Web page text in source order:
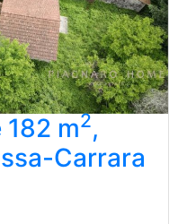
m2,
Carrara